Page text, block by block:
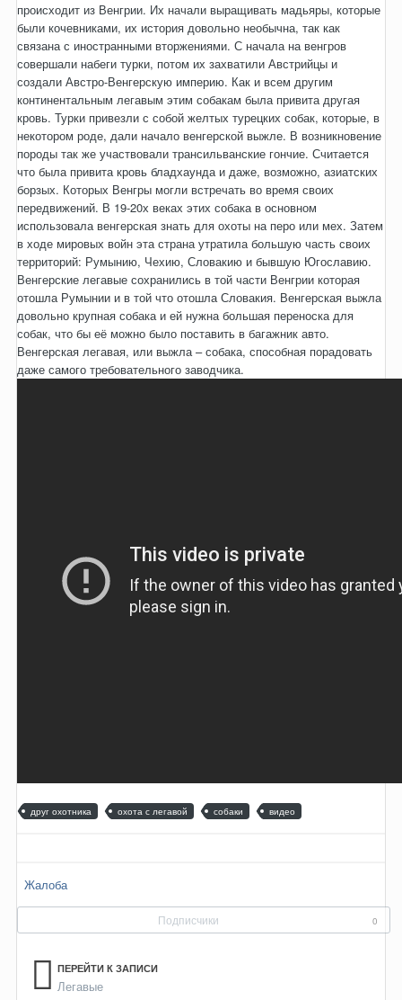
происходит из Венгрии. Их начали выращивать мадьяры, которые
были кочевниками, их история довольно необычна, так как
связана с иностранными вторжениями. С начала на венгров
совершали набеги турки, потом их захватили Австрийцы и
создали Австро-Венгерскую империю. Как и всем другим
континентальным легавым этим собакам была привита другая
кровь. Турки привезли с собой желтых турецких собак, которые, в
некотором роде, дали начало венгерской выжле. В возникновение
породы так же участвовали трансильванские гончие. Считается
что была привита кровь бладхаунда и даже, возможно, азиатских
борзых. Которых Венгры могли встречать во время своих
передвижений. В 19-20х веках этих собака в основном
использовала венгерская знать для охоты на перо или мех. Затем
в ходе мировых войн эта страна утратила большую часть своих
территорий: Румынию, Чехию, Словакию и бывшую Югославию.
Венгерские легавые сохранились в той части Венгрии которая
отошла Румынии и в той что отошла Словакия. Венгерская выжла
довольно крупная собака и ей нужна большая переноска для
собак, что бы её можно было поставить в багажник авто.
Венгерская легавая, или выжла – собака, способная порадовать
даже самого требовательного заводчика.
друг охотника охота с легавой собаки видео
Жалоба
Подписчики 0
ПЕРЕЙТИ К ЗАПИСИ
Легавые